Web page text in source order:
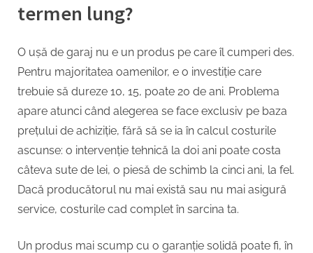
termen lung?
O ușă de garaj nu e un produs pe care îl cumperi des.
Pentru majoritatea oamenilor, e o investiție care
trebuie să dureze 10, 15, poate 20 de ani. Problema
apare atunci când alegerea se face exclusiv pe baza
prețului de achiziție, fără să se ia în calcul costurile
ascunse: o intervenție tehnică la doi ani poate costa
câteva sute de lei, o piesă de schimb la cinci ani, la fel.
Dacă producătorul nu mai există sau nu mai asigură
service, costurile cad complet în sarcina ta.
Un produs mai scump cu o garanție solidă poate fi, în